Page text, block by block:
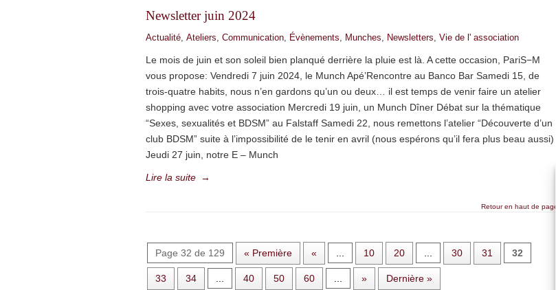
Newsletter juin 2024
Actualité, Ateliers, Communication, Évènements, Munches, Newsletters, Vie de l' association
Le mois de juin et son soleil bien planqué derrière la pluie est là. A cette occasion, PariS−M
vous propose: Vendredi 7 juin 2024, le Munch Apé’Rencontre au Banco Bar Samedi 15, de
trois-quatre habits, nous n’en gardons qu’un ou deux… il est temps de venir faire un atelier
shopping avec votre association Mercredi 19 juin, un Munch Dîner Débat sur la thématique
“Sexes, sexualités et BDSM” au Falstaff Samedi 22, nous remettons l’atelier “Découverte d’un
club BDSM” suite à l’impossibilité de le tenir en avril (nous espérons qu’il fera plus beau aussi)
Jeudi 27 juin, notre E – Munch
Lire la suite →
Retour en haut de page
Page 32 de 129 « Première « 10 20 30 31 32
33 34 40 50 60 » Dernière »